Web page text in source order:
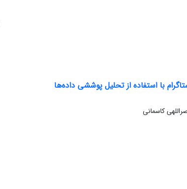
با استفاده از تحلیل پوششی داده‌ها
کاسمانی